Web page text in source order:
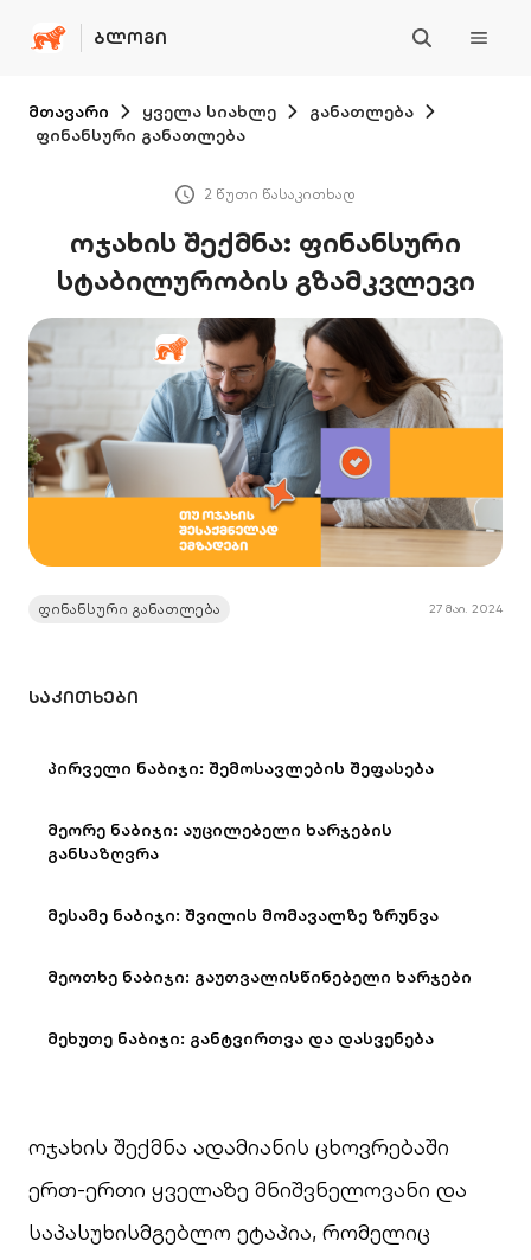
ᲑᲚᲝᲒᲘ
მთავარი ყველა სიახლე
განათლება
ფინანსური განათლება
2 წუთი წასაკითხად
ოჯახის შექმნა: ფინანსური
სტაბილურობის გზამკვლევი
ფინანსური განათლება 27 მაი. 2024
ᲡᲐᲙᲘᲗᲮᲔᲑᲘ
პირველი ნაბიჯი: შემოსავლების შეფასება
მეორე ნაბიჯი: აუცილებელი ხარჯების
განსაზღვრა
მესამე ნაბიჯი: შვილის მომავალზე ზრუნვა
მეოთხე ნაბიჯი: გაუთვალისწინებელი ხარჯები
მეხუთე ნაბიჯი: განტვირთვა და დასვენება
ოჯახის შექმნა ადამიანის ცხოვრებაში
ერთ-ერთი ყველაზე მნიშვნელოვანი და
საპასუხისმგებლო ეტაპია, რომელიც